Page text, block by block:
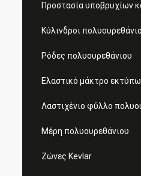
Προστασία υποβρυχίων
Κύλινδροι
Ρόδες πολυουρεθάνιου
Ελαστικό μάκτρο
Λαστιχένιο φύλλο
Μέρη πολυουρεθάνιου
Ζώνες Kevlar